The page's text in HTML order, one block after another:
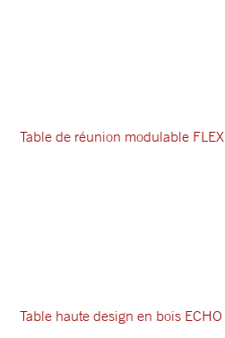
Table de réunion modulable FLEX
Table haute design en bois ECHO